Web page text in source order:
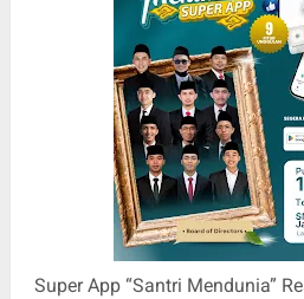
Super App “Santri Mendunia”